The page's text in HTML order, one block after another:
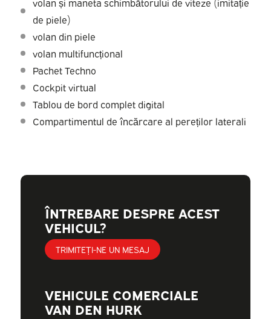
de piele)
volan din piele
volan multifuncțional
Pachet Techno
Cockpit virtual
Tablou de bord complet digital
Compartimentul de încărcare al pereților laterali
ÎNTREBARE DESPRE ACEST
VEHICUL?
TRIMITEȚI-NE UN MESAJ
VEHICULE COMERCIALE
VAN DEN HURK